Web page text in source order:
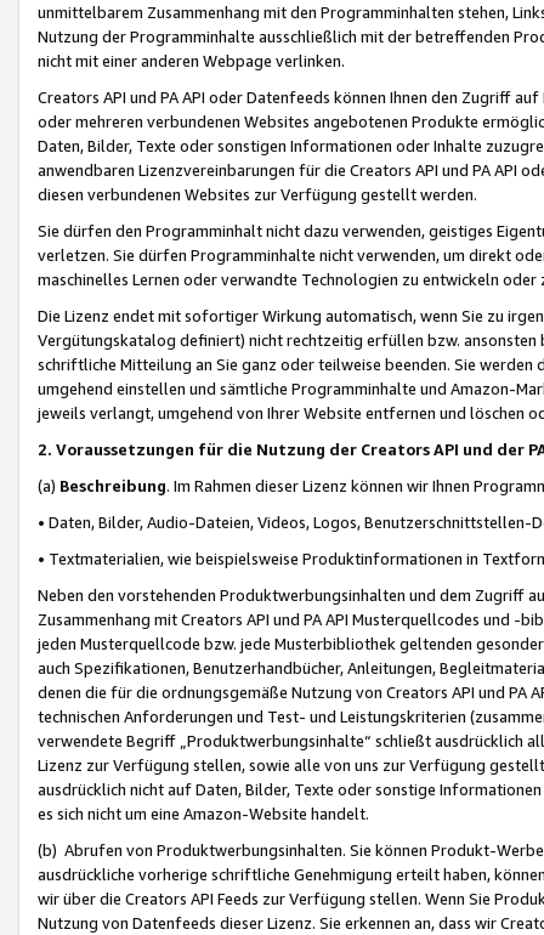
unmittelbarem Zusammenhang mit den Programminhalten stehen,
Nutzung der Programminhalte ausschließlich mit der betreffenden
nicht mit einer anderen Webpage verlinken.
Creators API und PA API oder Datenfeeds können Ihnen den Zugriff
oder mehreren verbundenen Websites angebotenen Produkte
Daten, Bilder, Texte oder sonstigen Informationen oder Inhalte
anwendbaren Lizenzvereinbarungen für die Creators API und PA API
diesen verbundenen Websites zur Verfügung gestellt werden.
Sie dürfen den Programminhalt nicht dazu verwenden, geistiges
verletzen. Sie dürfen Programminhalte nicht verwenden, um direkt
maschinelles Lernen oder verwandte Technologien zu entwickeln
Die Lizenz endet mit sofortiger Wirkung automatisch, wenn Sie zu
Vergütungskatalog definiert) nicht rechtzeitig erfüllen bzw. ansonsten
schriftliche Mitteilung an Sie ganz oder teilweise beenden. Sie werden
umgehend einstellen und sämtliche Programminhalte und Amazon-
jeweils verlangt, umgehend von Ihrer Website entfernen und löschen
2. Voraussetzungen für die Nutzung der Creators API und der
(a) Beschreibung. Im Rahmen dieser Lizenz können wir Ihnen
• Daten, Bilder, Audio-Dateien, Videos, Logos, Benutzerschnittstellen-
• Textmaterialien, wie beispielsweise Produktinformationen in
Neben den vorstehenden Produktwerbungsinhalten und dem Zugriff
Zusammenhang mit Creators API und PA API Musterquellcodes und
jeden Musterquellcode bzw. jede Musterbibliothek geltenden
auch Spezifikationen, Benutzerhandbücher, Anleitungen,
denen die für die ordnungsgemäße Nutzung von Creators API und PA
technischen Anforderungen und Test- und Leistungskriterien
verwendete Begriff „Produktwerbungsinhalte“ schließt ausdrücklich
Lizenz zur Verfügung stellen, sowie alle von uns zur Verfügung
ausdrücklich nicht auf Daten, Bilder, Texte oder sonstige
es sich nicht um eine Amazon-Website handelt.
(b) Abrufen von Produktwerbungsinhalten. Sie können Produkt-
ausdrückliche vorherige schriftliche Genehmigung erteilt haben,
wir über die Creators API Feeds zur Verfügung stellen. Wenn Sie
Nutzung von Datenfeeds dieser Lizenz. Sie erkennen an, dass wir